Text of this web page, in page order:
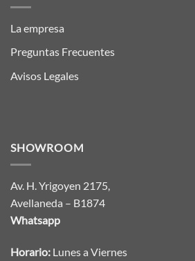
La empresa
Preguntas Frecuentes
Avisos Legales
SHOWROOM
Av. H. Yrigoyen 2175,
Avellaneda – B1874
Whatsapp
Horario: Lunes a Viernes